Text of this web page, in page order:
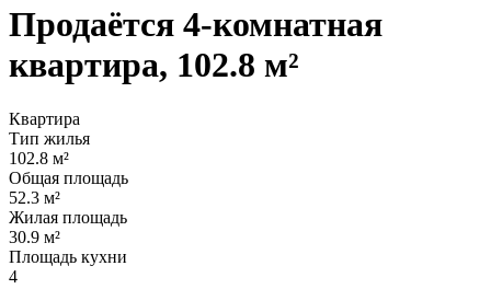
Продаётся 4-комнатная
квартира, 102.8 м²
Квартира
Тип жилья
102.8 м²
Общая площадь
52.3 м²
Жилая площадь
30.9 м²
Площадь кухни
4